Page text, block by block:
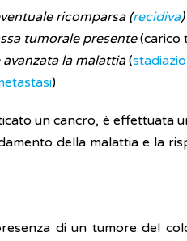
ricomparsa (recidiva
tumorale presente(carico
la malattia(
)
un cancro, è effettuata
della malattia e la
di un tumore del